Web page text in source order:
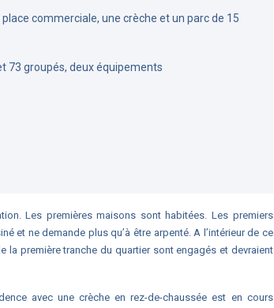
commerciale, une crèche et un parc de 15
73 groupés, deux équipements
Les premières maisons sont habitées. Les premiers
et ne demande plus qu’à être arpenté. A l’intérieur de ce
la première tranche du quartier sont engagés et devraient
avec une crèche en rez-de-chaussée est en cours